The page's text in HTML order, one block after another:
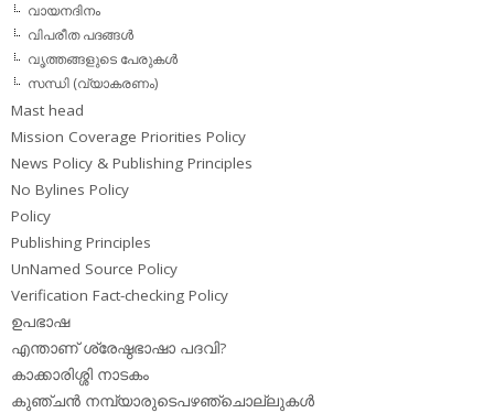
വായനദിനം
വിപരീത പദങ്ങള്‍
വൃത്തങ്ങളുടെ പേരുകള്‍
സന്ധി (വ്യാകരണം)
Mast head
Mission Coverage Priorities Policy
News Policy & Publishing Principles
No Bylines Policy
Policy
Publishing Principles
UnNamed Source Policy
Verification Fact-checking Policy
ഉപഭാഷ
എന്താണ് ശ്രേഷ്ഠഭാഷാ പദവി?
കാക്കാരിശ്ശി നാടകം
കുഞ്ചന്‍ നമ്പ്യാരുടെപഴഞ്ചൊല്ലുകള്‍